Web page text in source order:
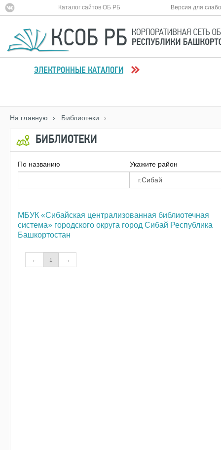
Каталог сайтов ОБ РБ Версия для
ЭЛЕКТРОННЫЕ КАТАЛОГИ
На главную › Библиотеки ›
БИБЛИОТЕКИ
По названию Укажите район
МБУК «Сибайская централизованная библиотечная
система» городского округа город Сибай Республика
Башкортостан
← 1 →